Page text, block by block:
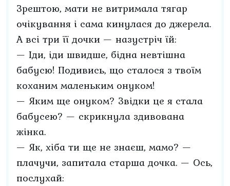
Зрештою, мати не витримала тягар
очікування і сама кинулася до джерела.
А всі три її дочки — назустріч їй:
— Іди, іди швидше, бідна невтішна
бабусю! Подивись, що сталося з твоїм
коханим маленьким онуком!
— Яким ще онуком? Звідки це я стала
бабусею? — скрикнула здивована
жінка.
— Як, хіба ти ще не знаєш, мамо? —
плачучи, запитала старша дочка. — Ось,
послухай: